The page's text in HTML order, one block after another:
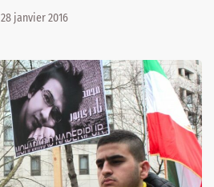
28 janvier 2016